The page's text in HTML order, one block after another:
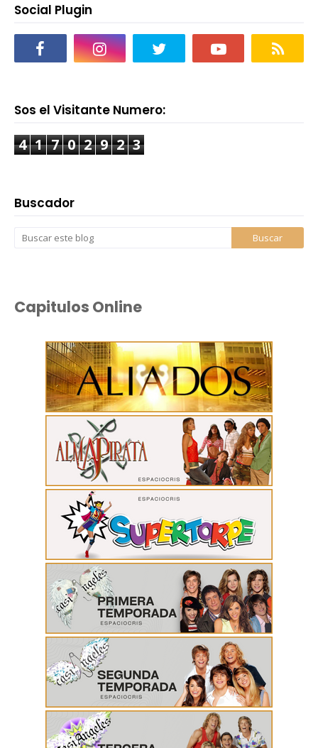
Social Plugin
Sos el Visitante Numero:
4 1 7 0 2 9 2 3
Buscador
Capitulos Online